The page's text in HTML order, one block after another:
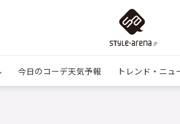
今日のコーデ天気予報 トレンド・ニュ